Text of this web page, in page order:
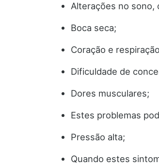
Alterações no sono,
Boca seca;
Coração e
Dificuldade de
Dores musculares;
Estes problemas
Pressão alta;
Quando estes